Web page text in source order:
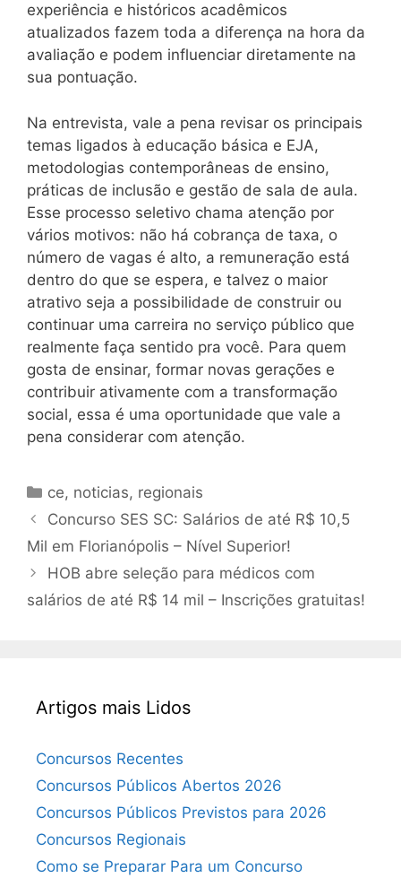
experiência e históricos acadêmicos
atualizados fazem toda a diferença na hora da
avaliação e podem influenciar diretamente na
sua pontuação.
Na entrevista, vale a pena revisar os principais
temas ligados à educação básica e EJA,
metodologias contemporâneas de ensino,
práticas de inclusão e gestão de sala de aula.
Esse processo seletivo chama atenção por
vários motivos: não há cobrança de taxa, o
número de vagas é alto, a remuneração está
dentro do que se espera, e talvez o maior
atrativo seja a possibilidade de construir ou
continuar uma carreira no serviço público que
realmente faça sentido pra você. Para quem
gosta de ensinar, formar novas gerações e
contribuir ativamente com a transformação
social, essa é uma oportunidade que vale a
pena considerar com atenção.
Categorias
ce, noticias, regionais
Concurso SES SC: Salários de até R$ 10,5
Mil em Florianópolis – Nível Superior!
HOB abre seleção para médicos com
salários de até R$ 14 mil – Inscrições gratuitas!
Artigos mais Lidos
Concursos Recentes
Concursos Públicos Abertos 2026
Concursos Públicos Previstos para 2026
Concursos Regionais
Como se Preparar Para um Concurso